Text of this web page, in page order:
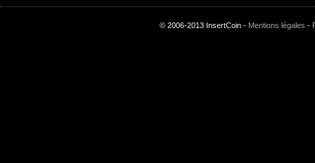
© 2006-2013 InsertCoin - Mentions légales -